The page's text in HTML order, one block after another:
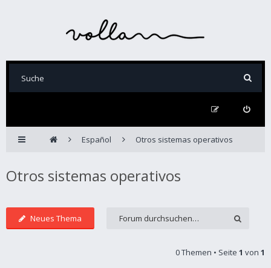
Español Otros sistemas operativos
Otros sistemas operativos
Neues Thema
0 Themen • Seite 1 von 1